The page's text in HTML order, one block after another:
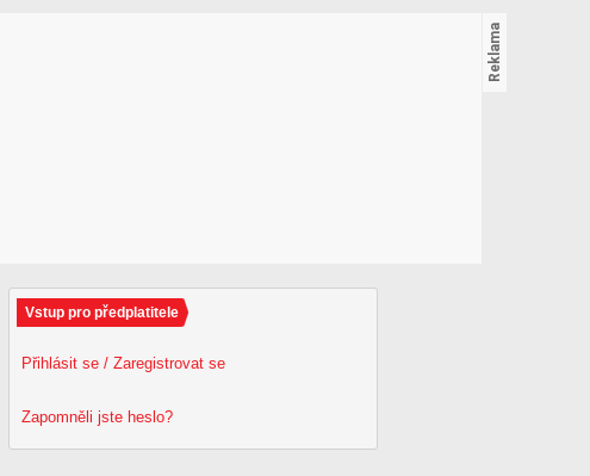
Vstup pro předplatitele
Přihlásit se / Zaregistrovat se
Zapomněli jste heslo?